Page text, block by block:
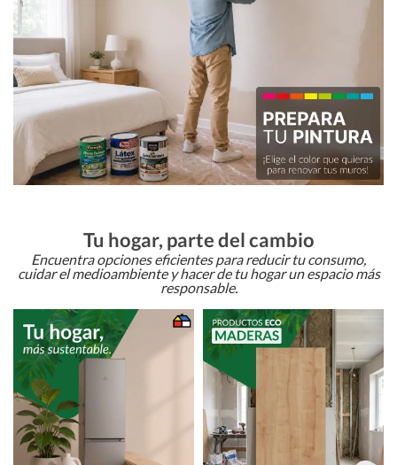
Tu hogar, parte del cambio
Encuentra opciones eficientes para reducir tu consumo,
cuidar el medioambiente y hacer de tu hogar un espacio más
responsable.